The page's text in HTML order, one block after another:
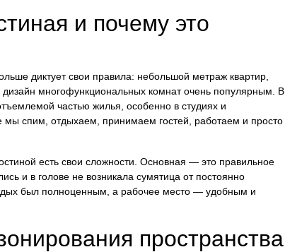
и почему это
диктует свои правила: небольшой метраж квартир,
многофункциональных комнат очень популярным. В
частью жилья, особенно в студиях и
мы спим, отдыхаем, принимаем гостей, работаем и просто
есть свои сложности. Основная — это правильное
и в голове не возникала сумятица от постоянно
был полноценным, а рабочее место — удобным и
пространства